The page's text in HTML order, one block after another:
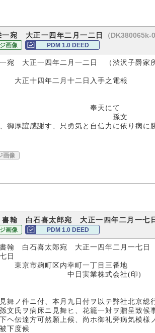
宛 大正一四年二月一二日
（DK380065k-
画像 PDM 1.0 DEED
宛 大正一四年二月一二日 （渋沢子爵家
月十二日入手之電報
にて
文
御厚誼感謝す、只勇気と自信力に依り病に
画像
書翰 白石喜太郎宛 大正一四年二月一七
画像 PDM 1.0 DEED
書翰 白石喜太郎宛 大正一四年二月一七日
日
内幸町一丁目三番地
株式会社(印)
舞ノ件ニ付、本月九日付ヲ以テ弊社北京
文氏ヲ病床ニ見舞ヒ、花籠一対ヲ贈呈致
ヘ伝達方可然願上候、尚ホ御礼旁病気模
下度候